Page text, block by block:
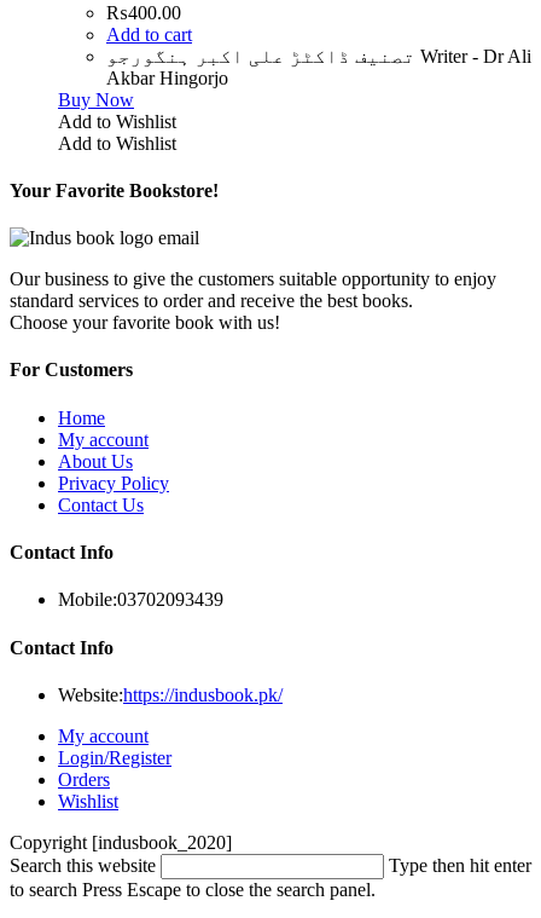
₨400.00
Add to cart
تصنیف ڈاکٹڑ علی اکبر ہنگورجو Writer - Dr Ali
Akbar Hingorjo
Buy Now
Add to Wishlist
Add to Wishlist
Your Favorite Bookstore!
Our business to give the customers suitable opportunity to enjoy
standard services to order and receive the best books.
Choose your favorite book with us!
For Customers
Home
My account
About Us
Privacy Policy
Contact Us
Contact Info
Mobile:03702093439
Contact Info
Website:https://indusbook.pk/
My account
Login/Register
Orders
Wishlist
Copyright [indusbook_2020]
Search this website
Type then hit enter
to search Press Escape to close the search panel.